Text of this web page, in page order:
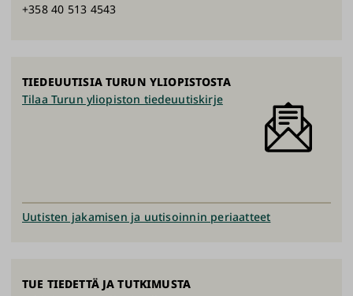
+358 40 513 4543
TIEDEUUTISIA TURUN YLIOPISTOSTA
Tilaa Turun yliopiston tiedeuutiskirje
Uutisten jakamisen ja uutisoinnin periaatteet
TUE TIEDETTÄ JA TUTKIMUSTA